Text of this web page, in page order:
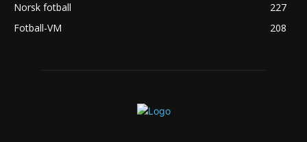
Norsk fotball
227
Fotball-VM
208